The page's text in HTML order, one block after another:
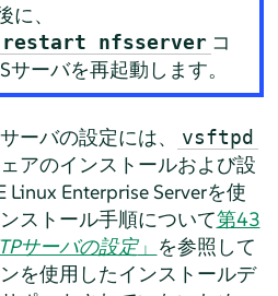
、
restart nfsserver コ
ーバを再起動します。
ーバの設定には、 vsftpd
アのインストールおよび設
Linux Enterprise Serverを使
ストール手順について第43
サーバの設定」 を参照して
を使用したインストールデ